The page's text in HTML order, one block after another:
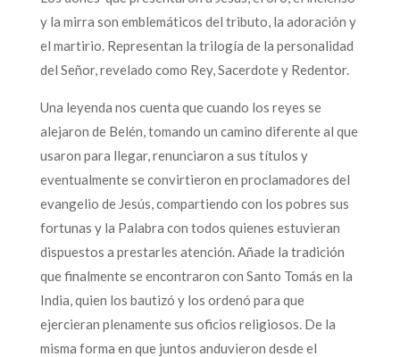
y la mirra son emblemáticos del tributo, la adoración y
el martirio. Representan la trilogía de la personalidad
del Señor, revelado como Rey, Sacerdote y Redentor.
Una leyenda nos cuenta que cuando los reyes se
alejaron de Belén, tomando un camino diferente al que
usaron para llegar, renunciaron a sus títulos y
eventualmente se convirtieron en proclamadores del
evangelio de Jesús, compartiendo con los pobres sus
fortunas y la Palabra con todos quienes estuvieran
dispuestos a prestarles atención. Añade la tradición
que finalmente se encontraron con Santo Tomás en la
India, quien los bautizó y los ordenó para que
ejercieran plenamente sus oficios religiosos. De la
misma forma en que juntos anduvieron desde el